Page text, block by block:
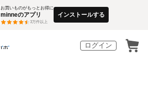
お買いものがもっとお得に
minneのアプリ
3万件以上
インストールする
ログイン